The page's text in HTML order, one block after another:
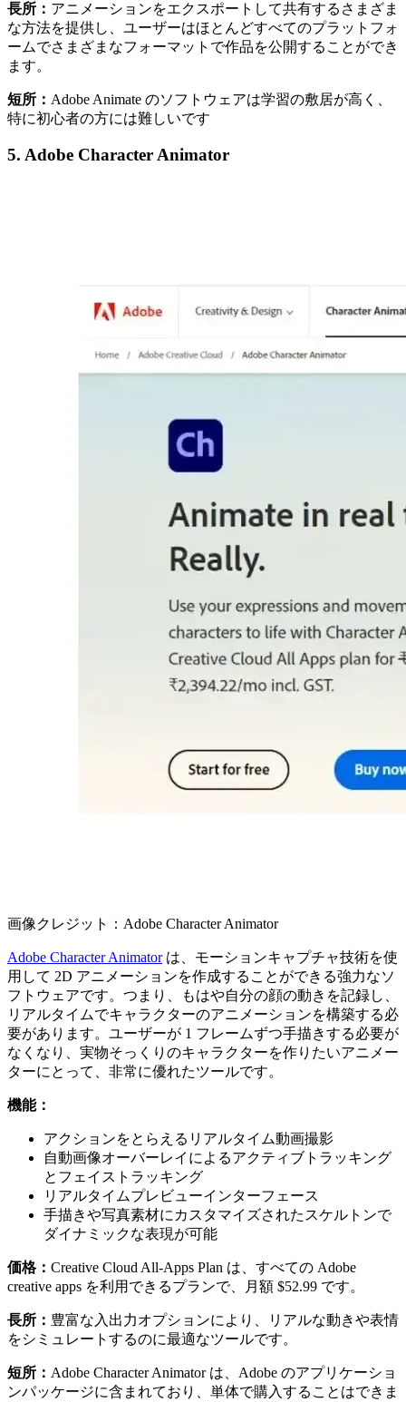
長所： アニメーションをエクスポートして共有するさまざま
な方法を提供し、ユーザーはほとんどすべてのプラットフォ
ームでさまざまなフォーマットで作品を公開することができ
ます。
短所： Adobe Animate のソフトウェアは学習の敷居が高く、
特に初心者の方には難しいです
5. Adobe Character Animator
画像クレジット：Adobe Character Animator
Adobe Character Animatorは、モーションキャプチャ技術を使
用して 2D アニメーションを作成することができる強力なソ
フトウェアです。つまり、もはや自分の顔の動きを記録し、
リアルタイムでキャラクターのアニメーションを構築する必
要があります。ユーザーが 1 フレームずつ手描きする必要が
なくなり、実物そっくりのキャラクターを作りたいアニメー
ターにとって、非常に優れたツールです。
機能：
アクションをとらえるリアルタイム動画撮影
自動画像オーバーレイによるアクティブトラッキング
とフェイストラッキング
リアルタイムプレビューインターフェース
手描きや写真素材にカスタマイズされたスケルトンで
ダイナミックな表現が可能
価格： Creative Cloud All-Apps Plan は、すべての Adobe
creative apps を利用できるプランで、月額 $52.99 です。
長所： 豊富な入出力オプションにより、リアルな動きや表情
をシミュレートするのに最適なツールです。
短所： Adobe Character Animator は、Adobe のアプリケーショ
ンパッケージに含まれており、単体で購入することはできま